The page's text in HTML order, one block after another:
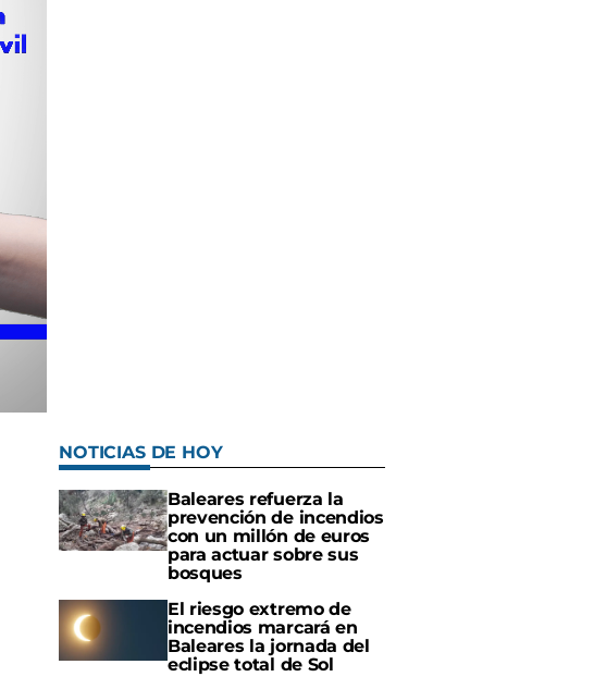
NOTICIAS DE HOY
Baleares refuerza la
prevención de incendios
con un millón de euros
para actuar sobre sus
bosques
El riesgo extremo de
incendios marcará en
Baleares la jornada del
eclipse total de Sol